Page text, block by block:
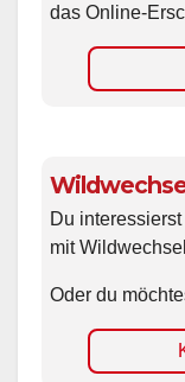
das Online-
Du
mit
Oder du